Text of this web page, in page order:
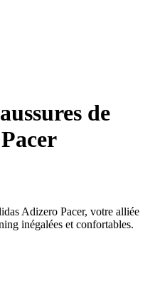
de
Adizero Pacer, votre alliée
inégalées et confortables.